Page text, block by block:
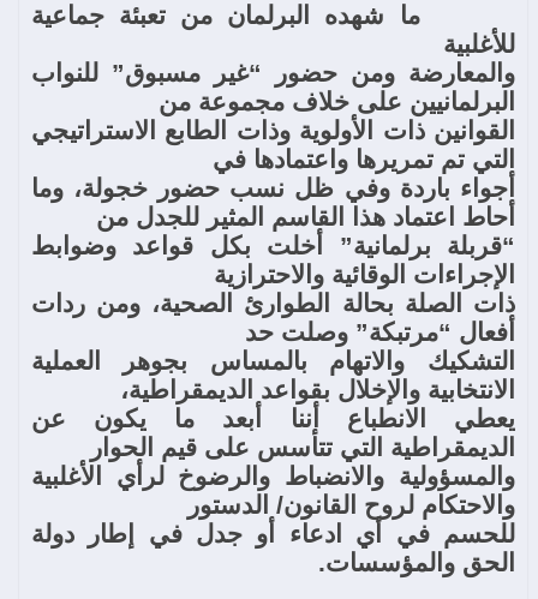
ما شهده البرلمان من تعبئة جماعية
للأغلبية
والمعارضة ومن حضور “غير مسبوق” للنواب
البرلمانيين على خلاف مجموعة من
القوانين ذات الأولوية وذات الطابع الاستراتيجي
التي تم تمريرها واعتمادها في
أجواء باردة وفي ظل نسب حضور خجولة، وما
أحاط اعتماد هذا القاسم المثير للجدل من
“قربلة برلمانية” أخلت بكل قواعد وضوابط
الإجراءات الوقائية والاحترازية
ذات الصلة بحالة الطوارئ الصحية، ومن ردات
أفعال “مرتبكة” وصلت حد
التشكيك والاتهام بالمساس بجوهر العملية
الانتخابية والإخلال بقواعد الديمقراطية،
يعطي الانطباع أننا أبعد ما يكون عن
الديمقراطية التي تتأسس على قيم الحوار
والمسؤولية والانضباط والرضوخ لرأي الأغلبية
والاحتكام لروح القانون/ الدستور
للحسم في أي ادعاء أو جدل في إطار دولة
الحق والمؤسسات.